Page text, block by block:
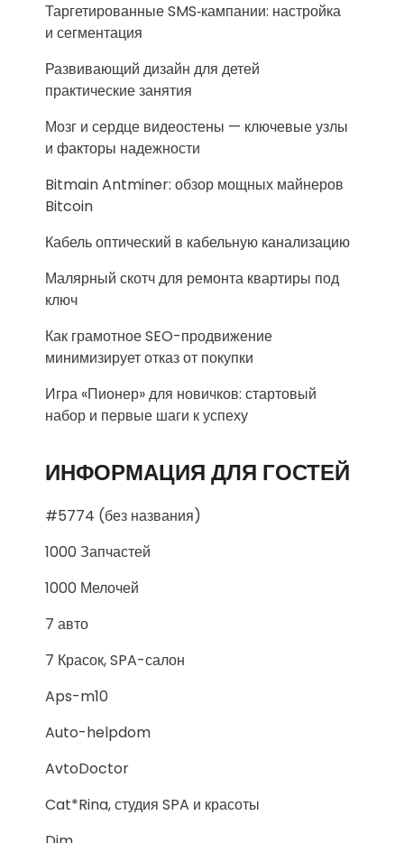
Таргетированные SMS‑кампании: настройка
и сегментация
Развивающий дизайн для детей
практические занятия
Мозг и сердце видеостены — ключевые узлы
и факторы надежности
Bitmain Antminer: обзор мощных майнеров
Bitcoin
Кабель оптический в кабельную канализацию
Малярный скотч для ремонта квартиры под
ключ
Как грамотное SEO-продвижение
минимизирует отказ от покупки
Игра «Пионер» для новичков: стартовый
набор и первые шаги к успеху
ИНФОРМАЦИЯ ДЛЯ ГОСТЕЙ
#5774 (без названия)
1000 Запчастей
1000 Мелочей
7 авто
7 Красок, SPA-салон
Aps-m10
Auto-helpdom
AvtoDoctor
Cat*Rina, студия SPA и красоты